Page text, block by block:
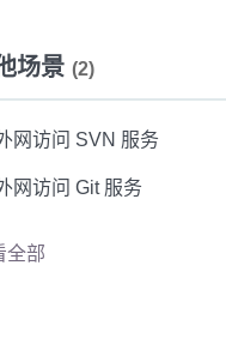
场景(2)
网访问 SVN 服务
网访问 Git 服务
全部